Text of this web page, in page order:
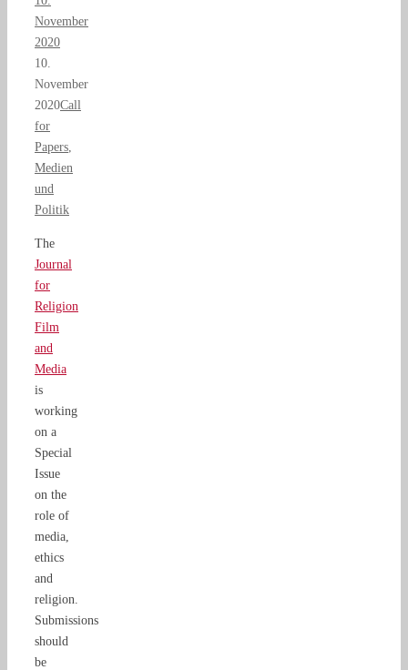
November
2020
10.
November
2020Call
for
Papers
Medien
und
Politik
The
Journal
for
Religion
Film
and
Media
is
working
on a
Special
Issue
on the
role of
media,
ethics
and
religion.
Submissions
should
be